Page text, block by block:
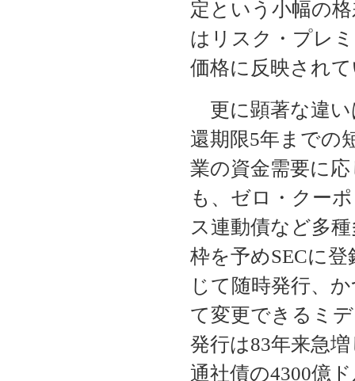
定という小幅の
はリスク・プレ
価格に反映され
更に顕著な違い
還期限5年までの
業の資金需要に
も、ゼロ・クー
ス連動債など多
枠を予めSECに
じて随時発行、
て変更できるミ
発行は83年来急
通社債の4300億